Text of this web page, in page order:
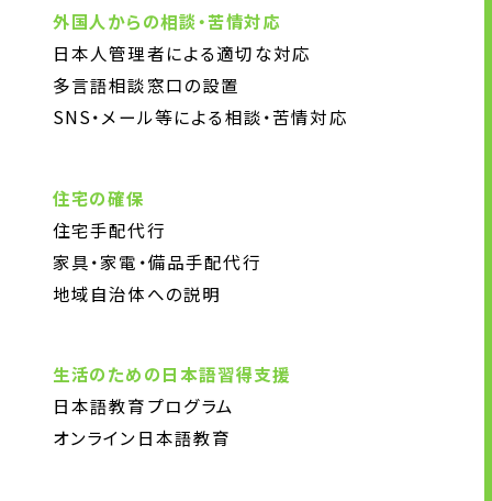
外国人からの相談・苦情対応
日本人管理者による適切な対応
多言語相談窓口の設置
SNS・メール等による相談・苦情対応
住宅の確保
住宅手配代行
家具・家電・備品手配代行
地域自治体への説明
生活のための日本語習得支援
日本語教育プログラム
オンライン日本語教育